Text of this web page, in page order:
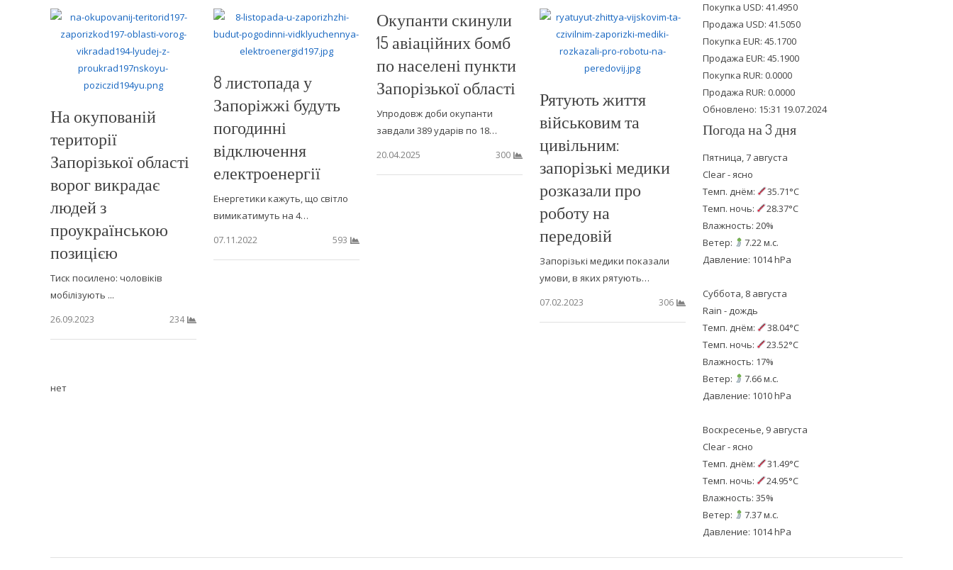
На окупованій
території
Запорізької області
ворог викрадає
людей з
проукраїнською
позицією
Тиск посилено: чоловіків
мобілізують ...
26.09.2023
234
8 листопада у
Запоріжжі будуть
погодинні
відключення
електроенергії
Енергетики кажуть, що світло
вимикатимуть на 4…
07.11.2022
593
Окупанти скинули
15 авіаційних бомб
по населені пункти
Запорізької області
Упродовж доби окупанти
завдали 389 ударів по 18…
20.04.2025
300
Рятують життя
військовим та
цивільним:
запорізькі медики
розказали про
роботу на
передовій
Запорізькі медики показали
умови, в яких рятують…
07.02.2023
306
нет
t
e
r
b
o
o
k
u
b
e
Покупка USD: 41.4950
Продажа USD: 41.5050
Покупка EUR: 45.1700
Продажа EUR: 45.1900
Покупка RUR: 0.0000
Продажа RUR: 0.0000
Обновлено: 15:31 19.07.2024
Погода на 3 дня
Пятница, 7 августа
Clear - ясно
Темп. днём:
35.71°C
Темп. ночь:
28.37°C
Влажность: 20%
Ветер:
7.22 м.с.
Давление: 1014 hPa
Суббота, 8 августа
Rain - дождь
Темп. днём:
38.04°C
Темп. ночь:
23.52°C
Влажность: 17%
Ветер:
7.66 м.с.
Давление: 1010 hPa
Воскресенье, 9 августа
Clear - ясно
Темп. днём:
31.49°C
Темп. ночь:
24.95°C
Влажность: 35%
Ветер:
7.37 м.с.
Давление: 1014 hPa